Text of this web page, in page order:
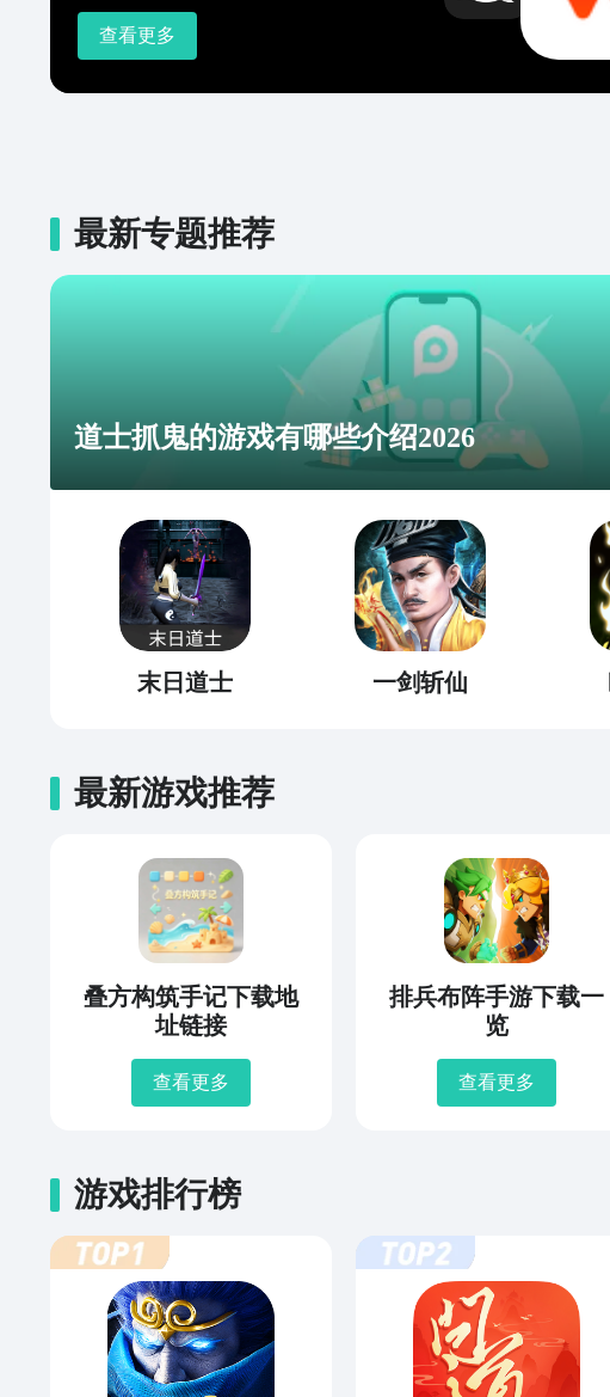
查看更多
最新专题推荐
道士抓鬼的游戏有哪些介绍2026
末日道士 一剑斩仙
最新游戏推荐
叠方构筑手记下载地
址链接
查看更多
排兵布阵手游下载一
览
查看更多
游戏排行榜